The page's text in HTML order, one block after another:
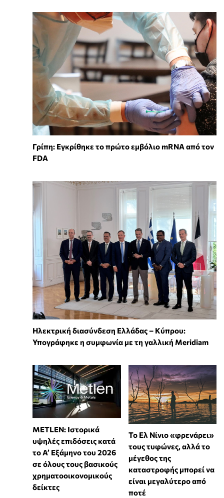
Γρίπη: Εγκρίθηκε το πρώτο εμβόλιο mRNA από τον
FDA
Ηλεκτρική διασύνδεση Ελλάδας – Κύπρου:
Υπογράφηκε η συμφωνία με τη γαλλική Meridiam
METLEN: Ιστορικά
υψηλές επιδόσεις κατά
το Α’ Εξάμηνο του 2026
σε όλους τους βασικούς
χρηματοοικονομικούς
δείκτες
Το Ελ Νίνιο «φρενάρει»
τους τυφώνες, αλλά το
μέγεθος της
καταστροφής μπορεί να
είναι μεγαλύτερο από
ποτέ